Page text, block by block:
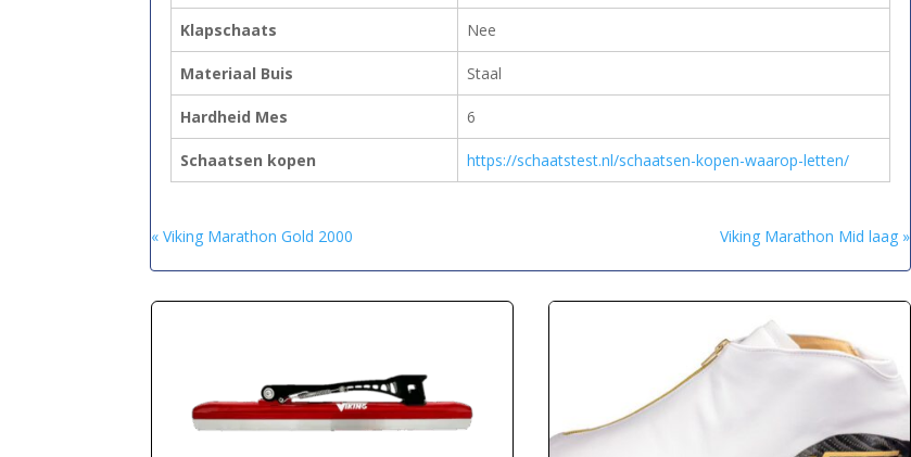
Klapschaats Nee
Materiaal Buis Staal
Hardheid Mes 6
Schaatsen kopen https://schaatstest.nl/schaatsen-kopen-waarop-letten/
« Viking Marathon Gold 2000 Viking Marathon Mid laag »